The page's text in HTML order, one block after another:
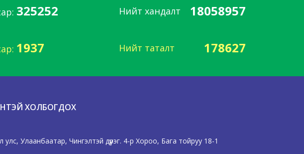
325252 Нийт хандалт 18058957
1937 Нийт таталт 178627
ХОЛБОГДОХ
улс, Улаанбаатар, Чингэлтэй дүүрэг. 4-р Хороо, Бага тойруу 18-1